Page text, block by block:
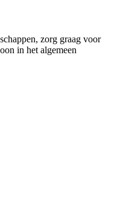
zorg graag voor
in het algemeen